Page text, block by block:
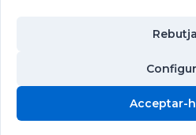
Política de privacitat|
Xarxes
Acceptar-